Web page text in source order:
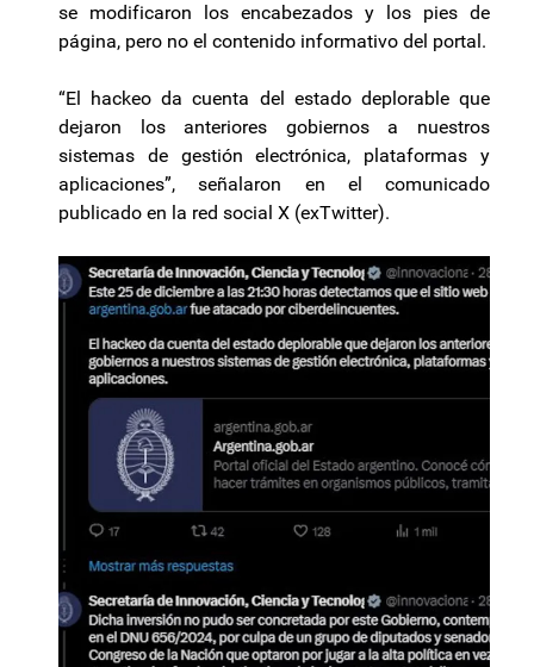
se modificaron los encabezados y los pies de
página, pero no el contenido informativo del portal.
“El hackeo da cuenta del estado deplorable que
dejaron los anteriores gobiernos a nuestros
sistemas de gestión electrónica, plataformas y
aplicaciones”, señalaron en el comunicado
publicado en la red social X (exTwitter).